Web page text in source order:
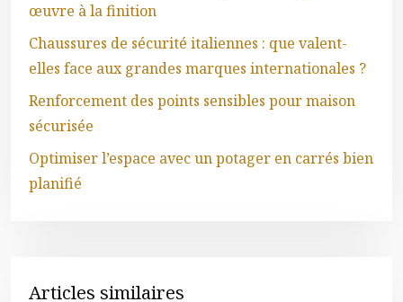
œuvre à la finition
Chaussures de sécurité italiennes : que valent-
elles face aux grandes marques internationales ?
Renforcement des points sensibles pour maison
sécurisée
Optimiser l’espace avec un potager en carrés bien
planifié
Articles similaires